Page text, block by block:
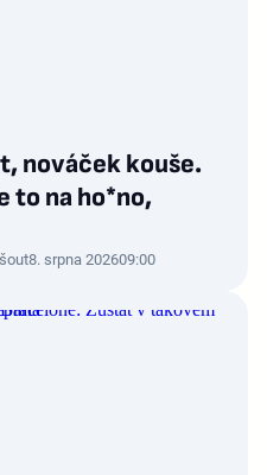
nováček kouše.
to na ho*no,
8. srpna 202609:00